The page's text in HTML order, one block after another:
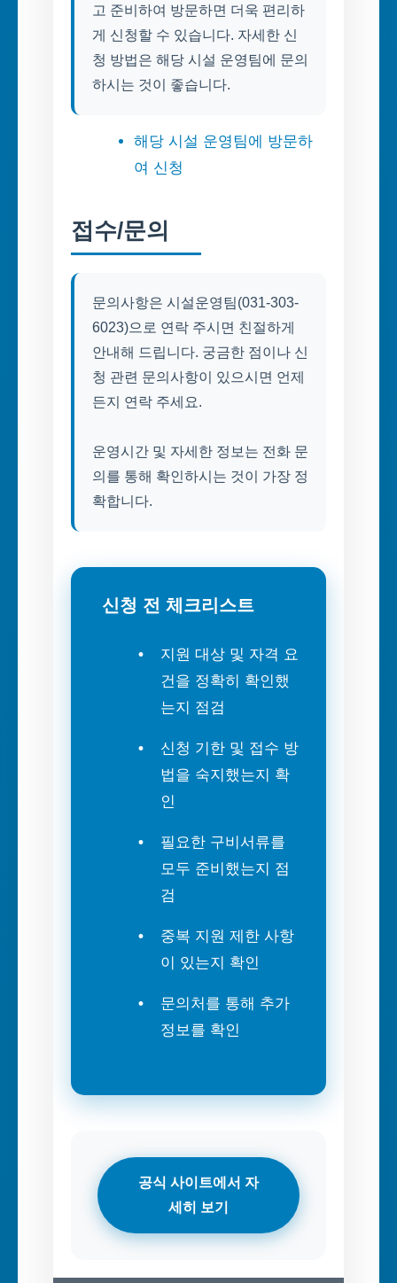
고 준비하여 방문하면 더욱 편리하
게 신청할 수 있습니다. 자세한 신
청 방법은 해당 시설 운영팀에 문의
하시는 것이 좋습니다.
해당 시설 운영팀에 방문하
여 신청
접수/문의
문의사항은 시설운영팀(031-303-
6023)으로 연락 주시면 친절하게
안내해 드립니다. 궁금한 점이나 신
청 관련 문의사항이 있으시면 언제
든지 연락 주세요.
운영시간 및 자세한 정보는 전화 문
의를 통해 확인하시는 것이 가장 정
확합니다.
신청 전 체크리스트
지원 대상 및 자격 요
건을 정확히 확인했
는지 점검
신청 기한 및 접수 방
법을 숙지했는지 확
인
필요한 구비서류를
모두 준비했는지 점
검
중복 지원 제한 사항
이 있는지 확인
문의처를 통해 추가
정보를 확인
공식 사이트에서 자
세히 보기